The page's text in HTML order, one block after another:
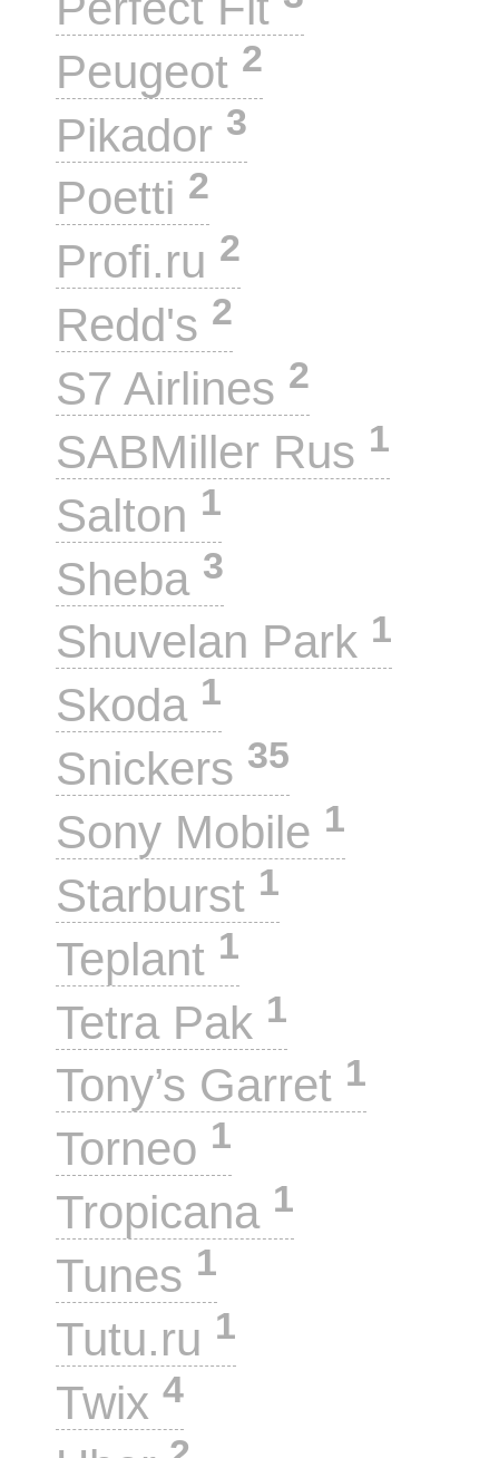
Peugeot 2
Pikador 3
Poetti 2
Profi.ru 2
Redd's 2
S7 Airlines 2
SABMiller Rus 1
Salton 1
Sheba 3
Shuvelan Park 1
Skoda 1
Snickers 35
Sony Mobile 1
Starburst 1
Teplant 1
Tetra Pak 1
Tony’s Garret 1
Torneo 1
Tropicana 1
Tunes 1
Tutu.ru 1
Twix 4